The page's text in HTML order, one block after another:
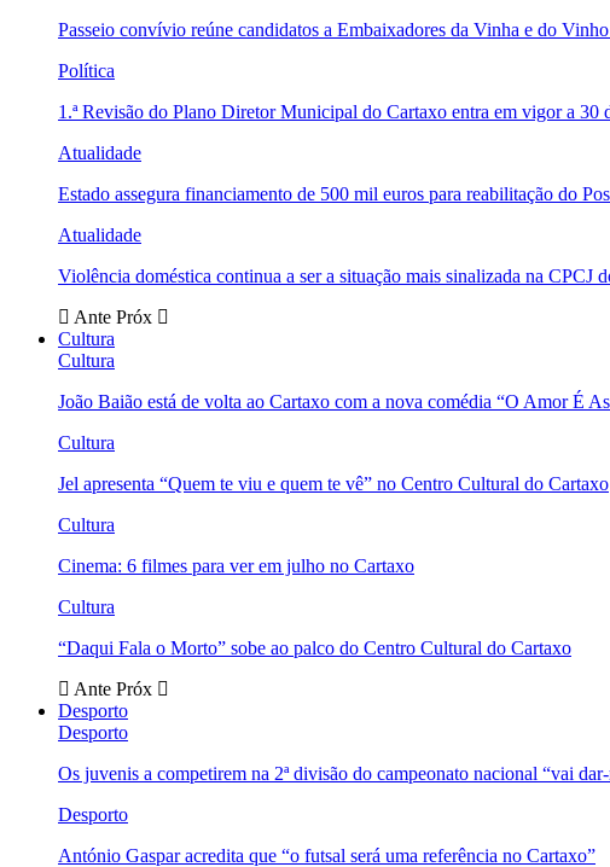
Passeio convívio reúne candidatos a Embaixadores da Vinha e do
Política
1.ª Revisão do Plano Diretor Municipal do Cartaxo entra em vigor a
Atualidade
Estado assegura financiamento de 500 mil euros para reabilitação do
Atualidade
Violência doméstica continua a ser a situação mais sinalizada na CPCJ
Ante Próx
Cultura
Cultura
João Baião está de volta ao Cartaxo com a nova comédia “O Amor É
Cultura
Jel apresenta “Quem te viu e quem te vê” no Centro Cultural do Cartaxo
Cultura
Cinema: 6 filmes para ver em julho no Cartaxo
Cultura
“Daqui Fala o Morto” sobe ao palco do Centro Cultural do Cartaxo
Ante Próx
Desporto
Desporto
Os juvenis a competirem na 2ª divisão do campeonato nacional “vai
Desporto
António Gaspar acredita que “o futsal será uma referência no Cartaxo”